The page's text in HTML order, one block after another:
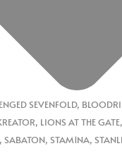
SEVENFOLD,
, LIONS AT THE GATE,
, SABATON, STAM1NA,